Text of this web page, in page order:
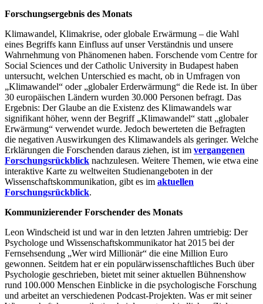
Forschungsergebnis des Monats
Klimawandel, Klimakrise, oder globale Erwärmung – die Wahl
eines Begriffs kann Einfluss auf unser Verständnis und unsere
Wahrnehmung von Phänomenen haben. Forschende vom Centre for
Social Sciences und der Catholic University in Budapest haben
untersucht, welchen Unterschied es macht, ob in Umfragen von
„Klimawandel“ oder „globaler Erderwärmung“ die Rede ist. In über
30 europäischen Ländern wurden 30.000 Personen befragt. Das
Ergebnis: Der Glaube an die Existenz des Klimawandels war
signifikant höher, wenn der Begriff „Klimawandel“ statt „globaler
Erwärmung“ verwendet wurde. Jedoch bewerteten die Befragten
die negativen Auswirkungen des Klimawandels als geringer. Welche
Erklärungen die Forschenden daraus ziehen, ist im vergangenen
Forschungsrückblick nachzulesen. Weitere Themen, wie etwa eine
interaktive Karte zu weltweiten Studienangeboten in der
Wissenschaftskommunikation, gibt es im aktuellen
Forschungsrückblick.
Kommunizierender Forschender des Monats
Leon Windscheid ist und war in den letzten Jahren umtriebig: Der
Psychologe und Wissenschaftskommunikator hat 2015 bei der
Fernsehsendung „Wer wird Millionär“ die eine Million Euro
gewonnen. Seitdem hat er ein populärwissenschaftliches Buch über
Psychologie geschrieben, bietet mit seiner aktuellen Bühnenshow
rund 100.000 Menschen Einblicke in die psychologische Forschung
und arbeitet an verschiedenen Podcast-Projekten. Was er mit seiner